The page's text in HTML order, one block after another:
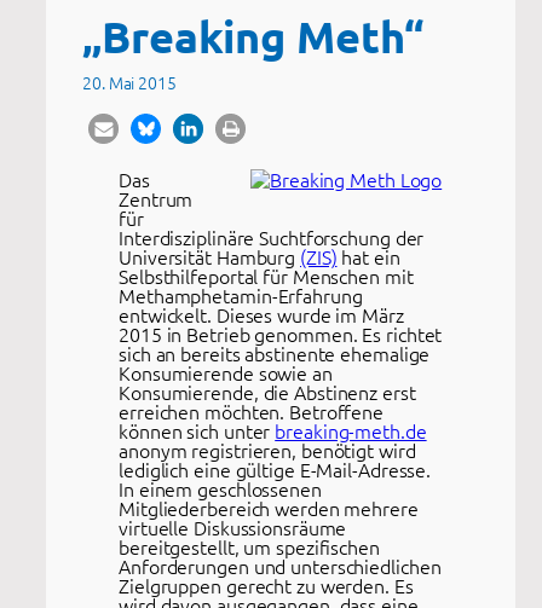
„Breaking Meth“
20. Mai 2015
Das
Zentrum
für
Interdisziplinäre Suchtforschung der
Universität Hamburg (ZIS) hat ein
Selbsthilfeportal für Menschen mit
Methamphetamin-Erfahrung
entwickelt. Dieses wurde im März
2015 in Betrieb genommen. Es richtet
sich an bereits abstinente ehemalige
Konsumierende sowie an
Konsumierende, die Abstinenz erst
erreichen möchten. Betroffene
können sich unter breaking-meth.de
anonym registrieren, benötigt wird
lediglich eine gültige E-Mail-Adresse.
In einem geschlossenen
Mitgliederbereich werden mehrere
virtuelle Diskussionsräume
bereitgestellt, um spezifischen
Anforderungen und unterschiedlichen
Zielgruppen gerecht zu werden. Es